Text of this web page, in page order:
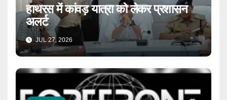
हाथरस में कांवड़ यात्रा को लेकर प्रशासन
अलर्ट
JUL 27, 2026